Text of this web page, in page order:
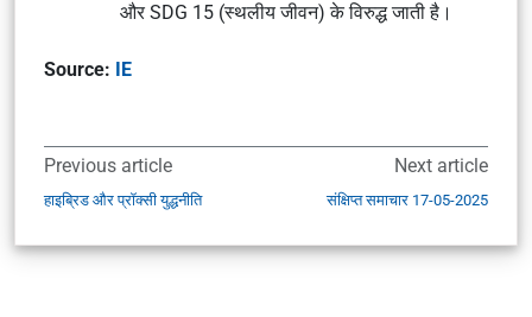
और SDG 15 (स्थलीय जीवन) के विरुद्ध जाती है।
Source: IE
Previous article
हाइब्रिड और प्रॉक्सी युद्धनीति
Next article
संक्षिप्त समाचार 17-05-2025